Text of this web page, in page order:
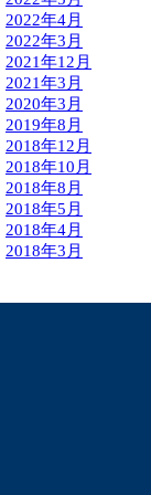
2022年4月
2022年3月
2021年12月
2021年3月
2020年3月
2019年8月
2018年12月
2018年10月
2018年8月
2018年5月
2018年4月
2018年3月